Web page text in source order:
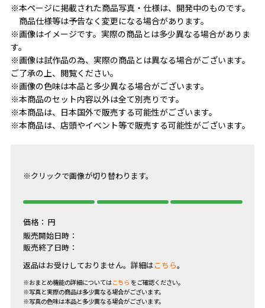
※本ページに掲載された商品写真・仕様は、開発中のものです。
商品仕様等は予告なく変更になる場合があります。
※画像はイメージです。実際の商品とは多少異なる場合がありま
す。
※画像は試作品の為、実際の商品とは異なる場合がございます。
ご了承の上、閲覧ください。
※画像の色味は本品と多少異なる場合がございます。
※本商品のセット内容以外は全て別売りです。
※本商品は、日本国外で販売する可能性がございます。
※本商品は、店頭やイベント等で販売する可能性がございます。
※クリックで画像が切り替わります。
価格： 円
販売開始日時：
販売終了日時：
返品はお受けしておりません。詳細はこちら。
※おまとめ機能の詳細についてはこちら をご確認ください。
※写真と実際の商品は多少異なる場合がございます。
※写真の色味は本品と多少異なる場合がございます。